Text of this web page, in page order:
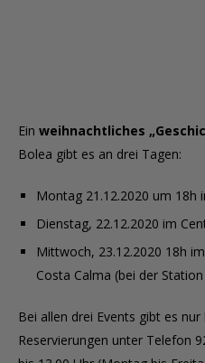
Ein weihnachtliches
Bolea gibt es an drei Tagen:
Montag 21.12.2020 um 18h
Dienstag, 22.12.2020 im
Mittwoch, 23.12.2020 18h
Costa Calma (bei der
Bei allen drei Events gibt es
Reservierungen unter Telefon